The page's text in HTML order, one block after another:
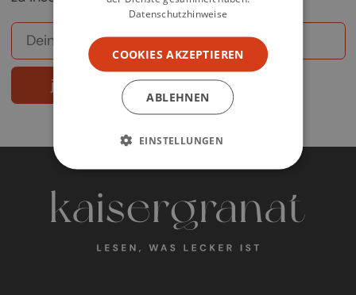
jetzt abonnieren
Datenschutzhinweise
COOKIES AKZEPTIEREN
ABLEHNEN
EINSTELLUNGEN